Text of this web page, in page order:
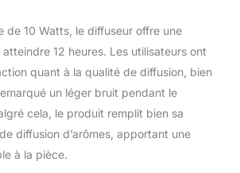
être utilisé comme
et veilleuse pour améliorer la
dans votre maison, masquer
domestiques ou de
votre famille contre l'air
statique et autres
Et peut être utilisé comme
pour éclairer votre vision et
de 10 Watts, le diffuseur offre une
12 heures. Les utilisateurs ont
quant à la qualité de diffusion, bien
un léger bruit pendant le
cela, le produit remplit bien sa
diffusion d’arômes, apportant une
à la pièce.